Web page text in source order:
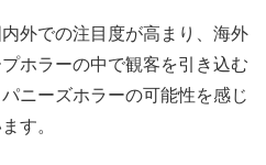
外での注目度が高まり、海外
ホラーの中で観客を引き込む
ニーズホラーの可能性を感じ
す。